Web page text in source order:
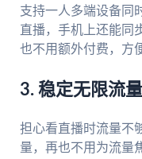
支持一人多端设备
直播，手机上还能同
也不用额外付费，方
3. 稳定无限流
担心看直播时流量不
量，再也不用为流量